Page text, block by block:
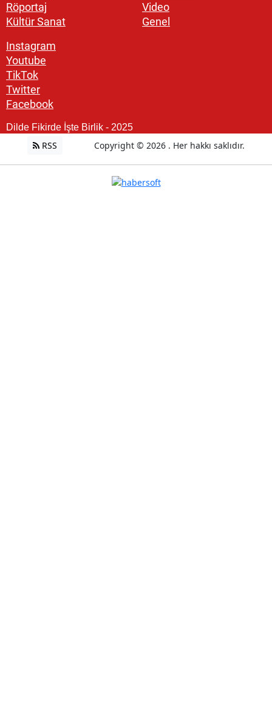
Röportaj
Kültür Sanat
Video
Genel
Instagram
Youtube
TikTok
Twitter
Facebook
Dilde Fikirde İşte Birlik - 2025
RSS Copyright © 2026 . Her hakkı saklıdır.